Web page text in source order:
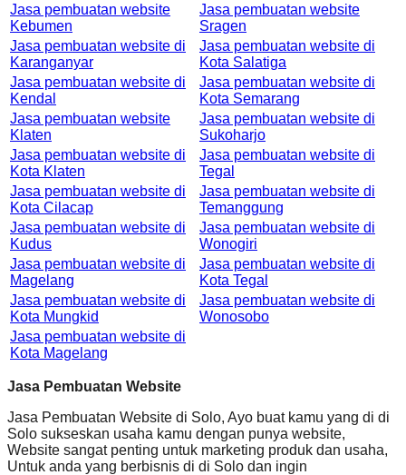
Jasa pembuatan website
Kebumen
Jasa pembuatan website
Sragen
Jasa pembuatan website di
Karanganyar
Jasa pembuatan website di
Kota Salatiga
Jasa pembuatan website di
Kendal
Jasa pembuatan website di
Kota Semarang
Jasa pembuatan website
Klaten
Jasa pembuatan website di
Sukoharjo
Jasa pembuatan website di
Kota Klaten
Jasa pembuatan website di
Tegal
Jasa pembuatan website di
Kota Cilacap
Jasa pembuatan website di
Temanggung
Jasa pembuatan website di
Kudus
Jasa pembuatan website di
Wonogiri
Jasa pembuatan website di
Magelang
Jasa pembuatan website di
Kota Tegal
Jasa pembuatan website di
Kota Mungkid
Jasa pembuatan website di
Wonosobo
Jasa pembuatan website di
Kota Magelang
Jasa Pembuatan Website
Jasa Pembuatan Website di Solo, Ayo buat kamu yang di di
Solo sukseskan usaha kamu dengan punya website,
Website sangat penting untuk marketing produk dan usaha,
Untuk anda yang berbisnis di di Solo dan ingin